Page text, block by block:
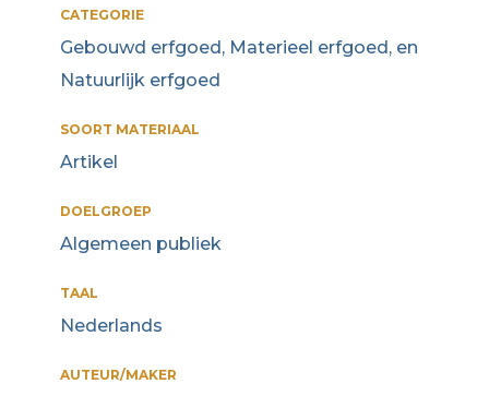
CATEGORIE
Gebouwd erfgoed, Materieel erfgoed, en
Natuurlijk erfgoed
SOORT MATERIAAL
Artikel
DOELGROEP
Algemeen publiek
TAAL
Nederlands
AUTEUR/MAKER